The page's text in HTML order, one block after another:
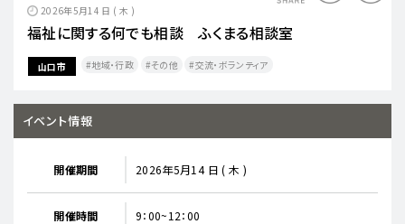
2026年5月14 日 ( 木 )
福祉に関する何でも相談 ふくまる相談室
山口市 地域・行政 その他 交流・ボランティア
イベント情報
開催期間 2026年5月14 日 ( 木 )
開催時間 9：00~12：00